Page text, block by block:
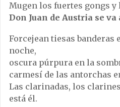
Mugen los fuertes gongs y
Don Juan de Austria se
Forcejean tiesas banderas
noche,
oscura púrpura en la
carmesí de las antorchas
Las clarinadas, los
está él.